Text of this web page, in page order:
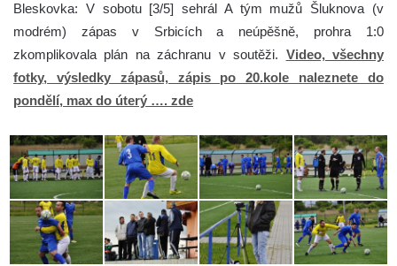
Bleskovka: V sobotu [3/5] sehrál A tým mužů Šluknova (v
modrém) zápas v Srbicích a neúpěšně, prohra 1:0
zkomplikovala plán na záchranu v soutěži. Video, všechny
fotky, výsledky zápasů, zápis po 20.kole naleznete do
pondělí, max do úterý …. zde